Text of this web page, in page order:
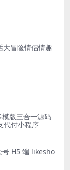
大冒险情侣情趣
模版三合一源码
代付小程序
号 H5 端 likesho